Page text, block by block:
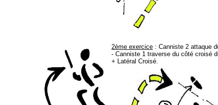
2ème exercice : Canniste 2 attaque
- Canniste 1 traverse du côté croisé
+ Latéral Croisé.